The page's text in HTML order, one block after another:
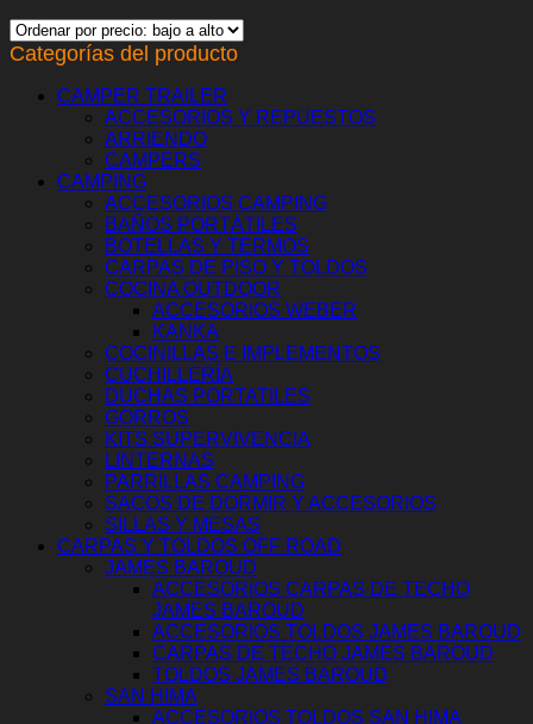
Categorías del producto
CAMPER TRAILER
ACCESORIOS Y REPUESTOS
ARRIENDO
CAMPERS
CAMPING
ACCESORIOS CAMPING
BAÑOS PORTÁTILES
BOTELLAS Y TERMOS
CARPAS DE PISO Y TOLDOS
COCINA OUTDOOR
ACCESORIOS WEBER
KANKA
COCINILLAS E IMPLEMENTOS
CUCHILLERÍA
DUCHAS PORTATILES
GORROS
KITS SUPERVIVENCIA
LINTERNAS
PARRILLAS CAMPING
SACOS DE DORMIR Y ACCESORIOS
SILLAS Y MESAS
CARPAS Y TOLDOS OFF ROAD
JAMES BAROUD
ACCESORIOS CARPAS DE TECHO
JAMES BAROUD
ACCESORIOS TOLDOS JAMES BAROUD
CARPAS DE TECHO JAMES BAROUD
TOLDOS JAMES BAROUD
SAN HIMA
ACCESORIOS TOLDOS SAN HIMA